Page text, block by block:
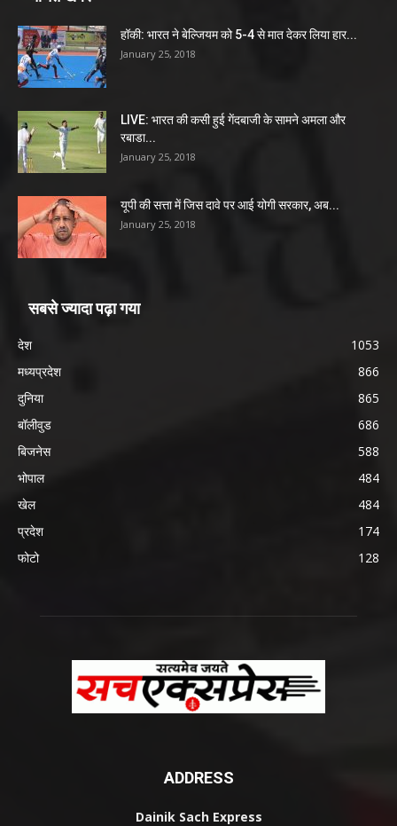
हॉकी: भारत ने बेल्जियम को 5-4 से मात देकर लिया हार...
January 25, 2018
LIVE: भारत की कसी हुई गेंदबाजी के सामने अमला और
रबाडा...
January 25, 2018
यूपी की सत्ता में जिस दावे पर आई योगी सरकार, अब...
January 25, 2018
सबसे ज्यादा पढ़ा गया
देश
1053
मध्यप्रदेश
866
दुनिया
865
बॉलीवुड
686
बिजनेस
588
भोपाल
484
खेल
484
प्रदेश
174
फोटो
128
ADDRESS
Dainik Sach Express